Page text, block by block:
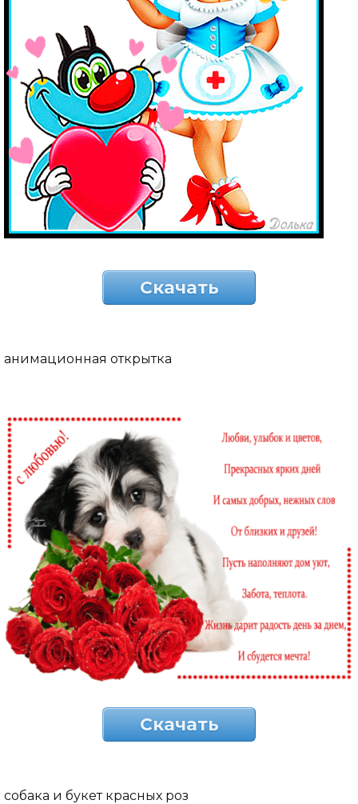
Скачать
анимационная открытка
Скачать
собака и букет красных роз